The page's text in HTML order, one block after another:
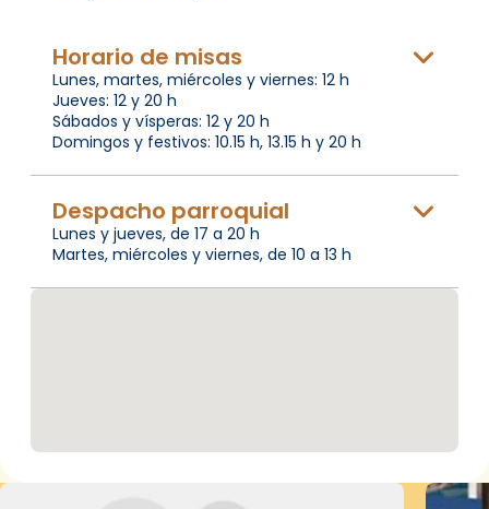
Horario de misas
Lunes, martes, miércoles y viernes: 12 h
Jueves: 12 y 20 h
Sábados y vísperas: 12 y 20 h
Domingos y festivos: 10.15 h, 13.15 h y 20 h
Despacho parroquial
Lunes y jueves, de 17 a 20 h
Martes, miércoles y viernes, de 10 a 13 h